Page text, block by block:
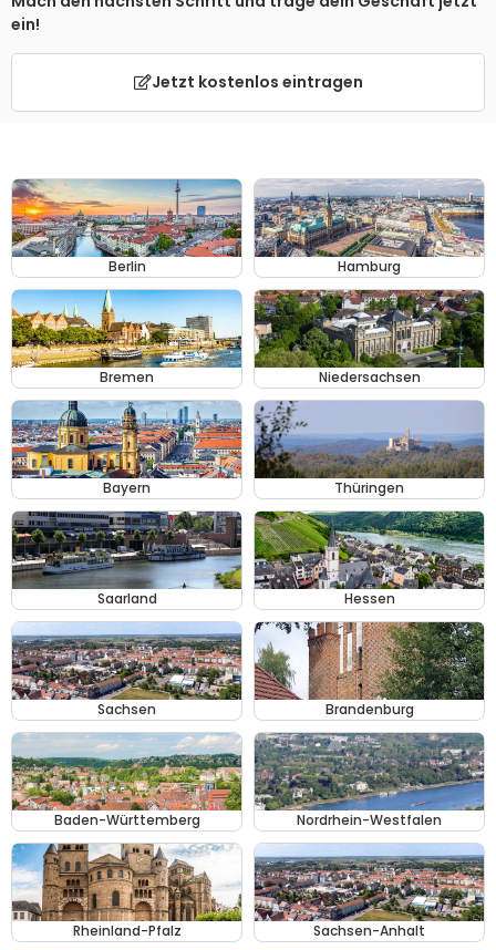
ein!
Jetzt kostenlos eintragen
Berlin Hamburg
Bremen Niedersachsen
Bayern Thüringen
Saarland Hessen
Sachsen Brandenburg
Baden-Württemberg Nordrhein-Westfalen
Rheinland-Pfalz Sachsen-Anhalt